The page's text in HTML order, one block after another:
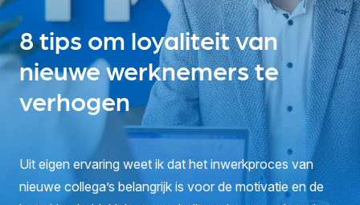
8 tips om loyaliteit van
nieuwe werknemers te
verhogen
Uit eigen ervaring weet ik dat het inwerkproces van
nieuwe collega’s belangrijk is voor de motivatie en de